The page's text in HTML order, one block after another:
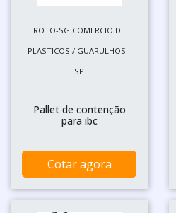
ROTO-SG COMERCIO DE
PLASTICOS / GUARULHOS -
SP
Pallet de contenção
para ibc
Cotar agora